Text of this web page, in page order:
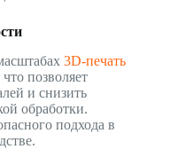
3D-печать
позволяет
и снизить
обработки.
подхода в